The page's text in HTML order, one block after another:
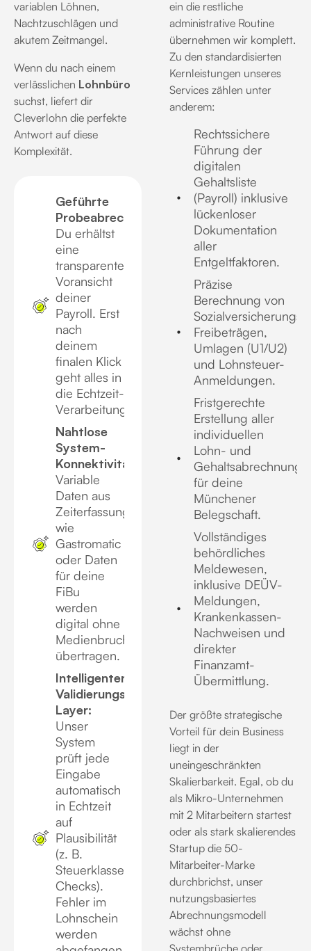
variablen Löhnen,
Nachtzuschlägen und
akutem Zeitmangel.
Wenn du nach einem
verlässlichen Lohnbüro
suchst, liefert dir
Cleverlohn die perfekte
Antwort auf diese
Komplexität.
Geführte
Probeabrechnung:
Du erhältst
eine
transparente
Voransicht
deiner
Payroll. Erst
nach
deinem
finalen Klick
geht alles in
die Echtzeit-
Verarbeitung.
Nahtlose
System-
Konnektivität:
Variable
Daten aus
Zeiterfassungssystemen
wie
Gastromatic
oder Daten
für deine
FiBu
werden
digital ohne
Medienbruch
übertragen.
Intelligenter
Validierungs-
Layer:
Unser
System
prüft jede
Eingabe
automatisch
in Echtzeit
auf
Plausibilität
(z. B.
Steuerklassen-
Checks).
Fehler im
Lohnschein
werden
ein die restliche
administrative Routine
übernehmen wir komplett.
Zu den standardisierten
Kernleistungen unseres
Services zählen unter
anderem:
Rechtssichere
Führung der
digitalen
Gehaltsliste
(Payroll) inklusive
lückenloser
Dokumentation
aller
Entgeltfaktoren.
Präzise
Berechnung von
Freibeträgen,
Umlagen (U1/U2)
und Lohnsteuer-
Anmeldungen.
Fristgerechte
Erstellung aller
individuellen
Lohn- und
für deine
Münchener
Belegschaft.
Vollständiges
behördliches
Meldewesen,
inklusive DEÜV-
Meldungen,
Krankenkassen-
Nachweisen und
direkter
Finanzamt-
Übermittlung.
Der größte strategische
Vorteil für dein Business
liegt in der
uneingeschränkten
Skalierbarkeit. Egal, ob du
als Mikro-Unternehmen
mit 2 Mitarbeitern startest
oder als stark skalierendes
Startup die 50-
Mitarbeiter-Marke
durchbrichst, unser
nutzungsbasiertes
Abrechnungsmodell
wächst ohne